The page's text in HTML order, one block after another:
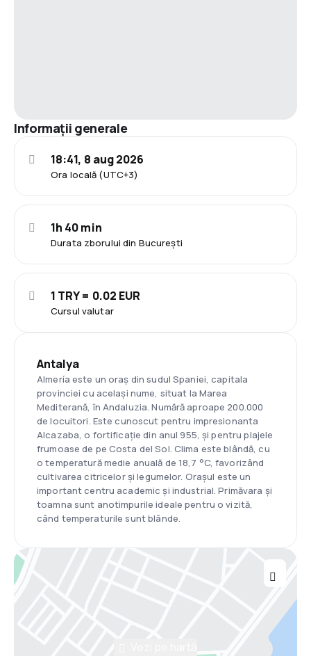
Informații generale
Ora locală (UTC+3)
18:41, 8 aug 2026
Durata zborului din București
1h 40 min
Cursul valutar
1 TRY = 0.02 EUR
Antalya
Almería este un oraș din sudul Spaniei, capitala
provinciei cu același nume, situat la Marea
Mediterană, în Andaluzia. Numără aproape 200.000
de locuitori. Este cunoscut pentru impresionanta
Alcazaba, o fortificație din anul 955, și pentru plajele
frumoase de pe Costa del Sol. Clima este blândă, cu
o temperatură medie anuală de 18,7 °C, favorizând
cultivarea citricelor și legumelor. Orașul este un
important centru academic și industrial. Primăvara și
toamna sunt anotimpurile ideale pentru o vizită,
când temperaturile sunt blânde.